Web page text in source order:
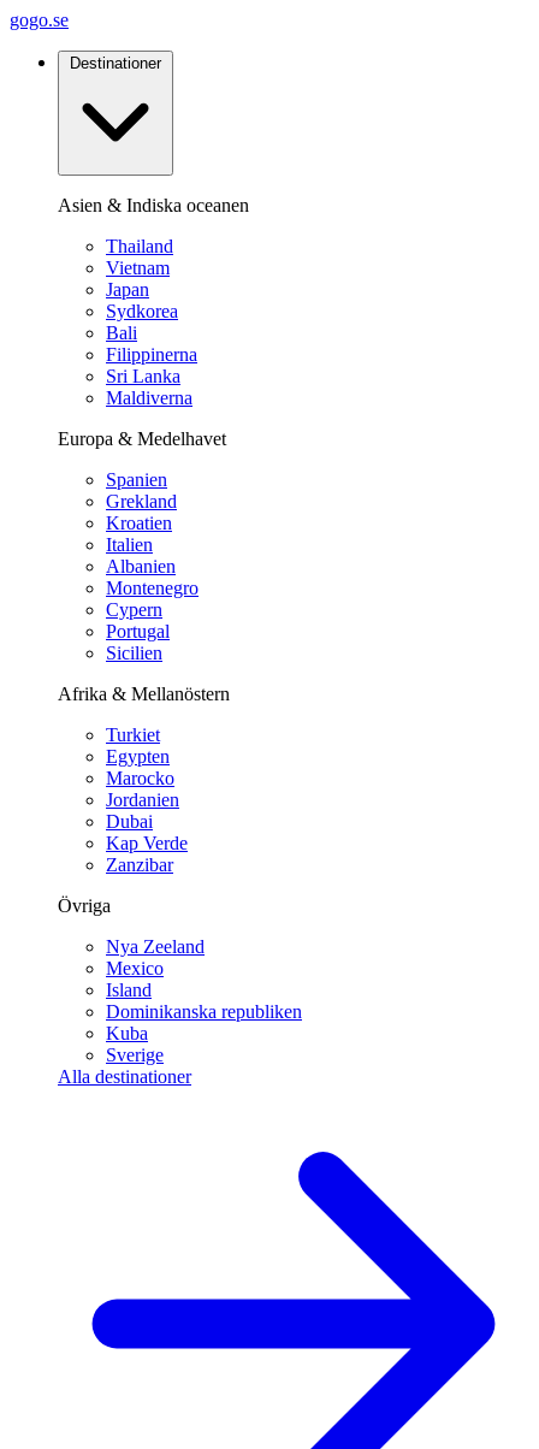
gogo.se
Destinationer
Asien & Indiska oceanen
Thailand
Vietnam
Japan
Sydkorea
Bali
Filippinerna
Sri Lanka
Maldiverna
Europa & Medelhavet
Spanien
Grekland
Kroatien
Italien
Albanien
Montenegro
Cypern
Portugal
Sicilien
Afrika & Mellanöstern
Turkiet
Egypten
Marocko
Jordanien
Dubai
Kap Verde
Zanzibar
Övriga
Nya Zeeland
Mexico
Island
Dominikanska republiken
Kuba
Sverige
Alla destinationer